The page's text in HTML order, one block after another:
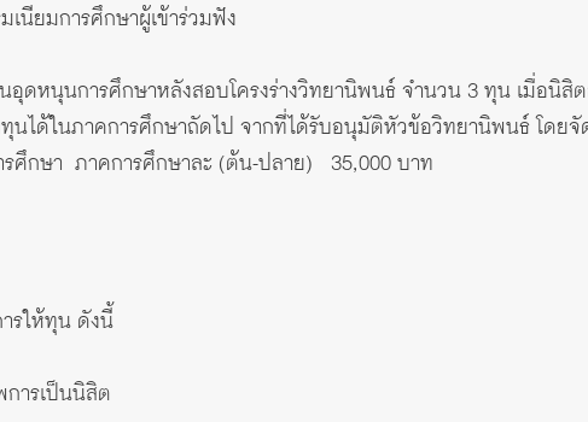
เนียมการศึกษาผู้เข้าร่วมฟัง
อุดหนุนการศึกษาหลังสอบโครงร่างวิทยานิพนธ์ จํานวน 3 ทุน เมื่อนิสิ
นได้ในภาคการศึกษาถัดไป จากที่ได้รับอนุมัติหัวข้อวิทยานิพนธ์ โดยจั
รศึกษา ภาคการศึกษาละ (ต้น-ปลาย) 35,000 บาท
รให้ทุน ดังนี้
ารเป็นนิสิต